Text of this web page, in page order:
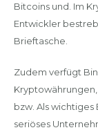
Bitcoins und. Im
Entwickler
Brieftasche.
Zudem verfügt
bzw. Als wichtiges
seriöses